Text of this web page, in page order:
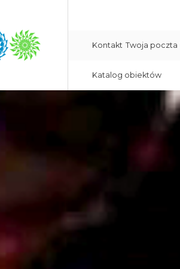
Kontakt Twoja poczta
Katalog obiektów